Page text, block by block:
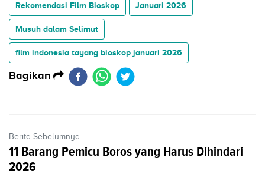
Rekomendasi Film Bioskop Januari 2026
Musuh dalam Selimut
film indonesia tayang bioskop januari 2026
Bagikan
Berita Sebelumnya
11 Barang Pemicu Boros yang Harus Dihindari
2026